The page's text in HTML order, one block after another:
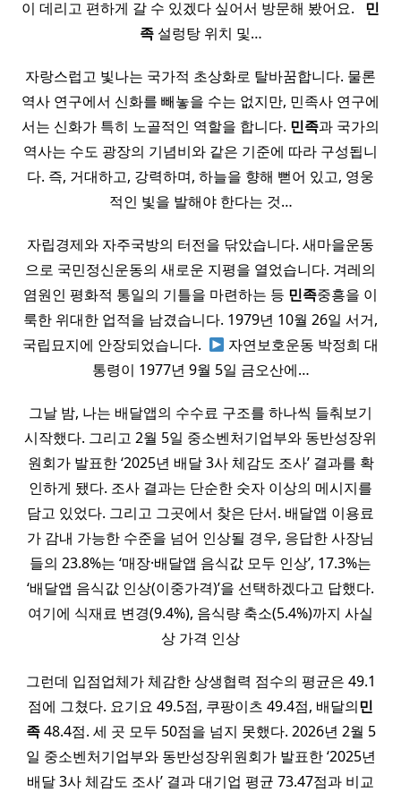
이 데리고 편하게 갈 수 있겠다 싶어서 방문해 봤어요. ​ ​ 민
족설렁탕 위치 및…
자랑스럽고 빛나는 국가적 초상화로 탈바꿈합니다. 물론
역사 연구에서 신화를 빼놓을 수는 없지만, 민족사 연구에
서는 신화가 특히 노골적인 역할을 합니다. 민족과 국가의
역사는 수도 광장의 기념비와 같은 기준에 따라 구성됩니
다. 즉, 거대하고, 강력하며, 하늘을 향해 뻗어 있고, 영웅
적인 빛을 발해야 한다는 것…
자립경제와 자주국방의 터전을 닦았습니다. 새마을운동
으로 국민정신운동의 새로운 지평을 열었습니다. 겨레의
염원인 평화적 통일의 기틀을 마련하는 등 민족중흥을 이
룩한 위대한 업적을 남겼습니다. 1979년 10월 26일 서거,
국립묘지에 안장되었습니다. ​
자연보호운동 박정희 대
통령이 1977년 9월 5일 금오산에…
그날 밤, 나는 배달앱의 수수료 구조를 하나씩 들춰보기
시작했다. 그리고 2월 5일 중소벤처기업부와 동반성장위
원회가 발표한 ‘2025년 배달 3사 체감도 조사’ 결과를 확
인하게 됐다. 조사 결과는 단순한 숫자 이상의 메시지를
담고 있었다. 그리고 그곳에서 찾은 단서. 배달앱 이용료
가 감내 가능한 수준을 넘어 인상될 경우, 응답한 사장님
들의 23.8%는 ‘매장·배달앱 음식값 모두 인상’, 17.3%는
‘배달앱 음식값 인상(이중가격)’을 선택하겠다고 답했다.
여기에 식재료 변경(9.4%), 음식량 축소(5.4%)까지 사실
상 가격 인상
그런데 입점업체가 체감한 상생협력 점수의 평균은 49.1
점에 그쳤다. 요기요 49.5점, 쿠팡이츠 49.4점, 배달의민
족48.4점. 세 곳 모두 50점을 넘지 못했다. 2026년 2월 5
일 중소벤처기업부와 동반성장위원회가 발표한 ‘2025년
배달 3사 체감도 조사’ 결과 대기업 평균 73.47점과 비교